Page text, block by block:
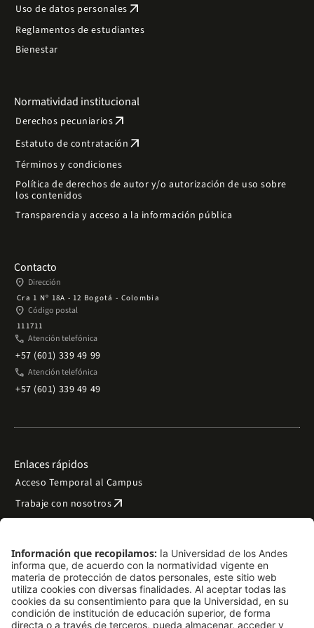
Uso de datos personales arrow_outward
Reglamentos de estudiantes
Bienestar
Normatividad institucional
Derechos pecuniariosarrow_outward
Estatuto de contratación arrow_outward
Términos y condiciones
Política de derechos de autor y/o autorización de uso sobre
los contenidos
Transparencia y acceso a la información pública
Contacto
place Dirección
Cra 1 Nº 18A - 12 Bogotá - Colombia
place Código postal
111711
phone Atención telefónica
+57 (601) 339 49 99
phone Atención telefónica
+57 (601) 339 49 49
Enlaces rápidos
Acceso Temporal al Campus
Trabaje con nosotrosarrow_outward
Preguntas frecuentes
Filantropía y donacionesarrow_outward
Mapa del sitio arrow_outward